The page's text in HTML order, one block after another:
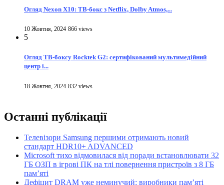
Огляд Nexon X10: ТВ-бокс з Netflix, Dolby Atmos,...
10 Жовтня, 2024 866 views
5
Огляд ТВ-боксу Rocktek G2: сертифікований мультимедійний
центр і...
18 Жовтня, 2024 832 views
Останні публікації
Телевізори Samsung першими отримають новий
стандарт HDR10+ ADVANCED
Microsoft тихо відмовилася від поради встановлювати 32
ГБ ОЗП в ігрові ПК на тлі повернення пристроїв з 8 ГБ
пам’яті
Дефіцит DRAM уже неминучий: виробники пам’яті